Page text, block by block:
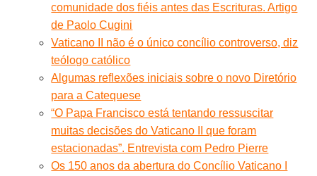
comunidade dos fiéis antes das Escrituras. Artigo
de Paolo Cugini
Vaticano II não é o único concílio controverso, diz
teólogo católico
Algumas reflexões iniciais sobre o novo Diretório
para a Catequese
“O Papa Francisco está tentando ressuscitar
muitas decisões do Vaticano II que foram
estacionadas”. Entrevista com Pedro Pierre
Os 150 anos da abertura do Concílio Vaticano I